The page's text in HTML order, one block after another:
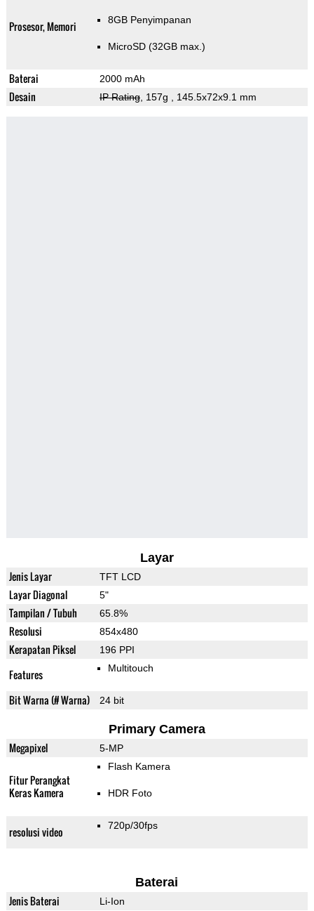
Prosesor, Memori 8GB Penyimpanan
MicroSD (32GB max.)
Baterai 2000 mAh
Desain IP Rating, 157g , 145.5x72x9.1 mm
Layar
Jenis Layar TFT LCD
Layar Diagonal 5"
Tampilan / Tubuh 65.8%
Resolusi 854x480
Kerapatan Piksel 196 PPI
Features Multitouch
Bit Warna (# Warna) 24 bit
Primary Camera
Megapixel 5-MP
Fitur Perangkat
Keras Kamera
Flash Kamera
HDR Foto
resolusi video 720p/30fps
Baterai
Jenis Baterai Li-Ion